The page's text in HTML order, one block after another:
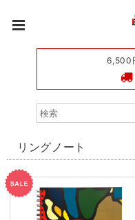
6,500
リングノート